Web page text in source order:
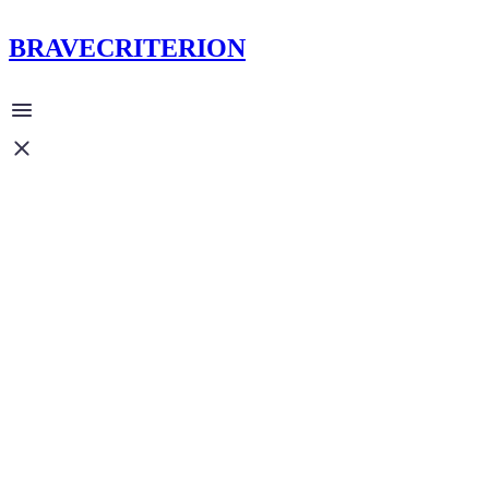
BRAVECRITERION